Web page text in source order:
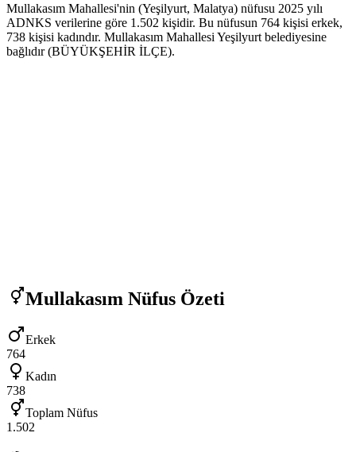
Mullakasım Mahallesi'nin (Yeşilyurt, Malatya) nüfusu 2025 yılı
ADNKS verilerine göre 1.502 kişidir. Bu nüfusun 764 kişisi erkek,
738 kişisi kadındır. Mullakasım Mahallesi Yeşilyurt belediyesine
bağlıdır (BÜYÜKŞEHİR İLÇE).
Mullakasım Nüfus Özeti
Erkek
764
Kadın
738
Toplam Nüfus
1.502